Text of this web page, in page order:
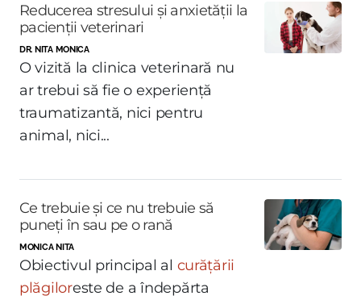
Reducerea stresului și anxietății la
pacienții veterinari
DR. NITA MONICA
O vizită la clinica veterinară nu
ar trebui să fie o experiență
traumatizantă, nici pentru
animal, nici...
Ce trebuie și ce nu trebuie să
puneți în sau pe o rană
MONICA NITA
Obiectivul principal al curățării
plăgiloreste de a îndepărta